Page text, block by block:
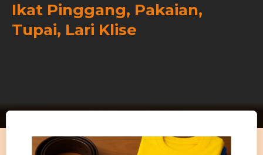
Ikat Pinggang, Pakaian,
Tupai, Lari Klise